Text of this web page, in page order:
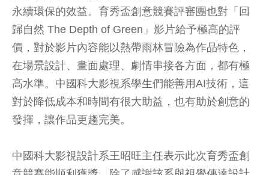
永續環保的效益。育秀盃創意競賽評審團也對「回
歸自然 The Depth of Green」影片給予極高的評
價，對於影片內容能以熱帶雨林冒險為作品特色，
在場景設計、畫面處理、劇情串接各方面，都有極
高水準。中國科大影視系學生們能善用AI技術，這
對於降低成本和時間有很大助益，也有助於創意的
發揮，讓作品更趨完美。
中國科大影視設計系王昭旺主任表示此次育秀盃創